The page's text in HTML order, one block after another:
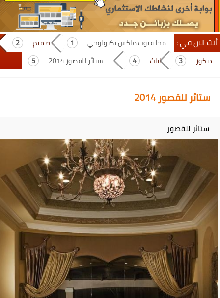
أنت الان في : مجلة توب ماكس تكنولوجي
تصميم
ديكور
اثاث ستائر للقصور 2014
ستائر للقصور 2014
ستائر للقصور